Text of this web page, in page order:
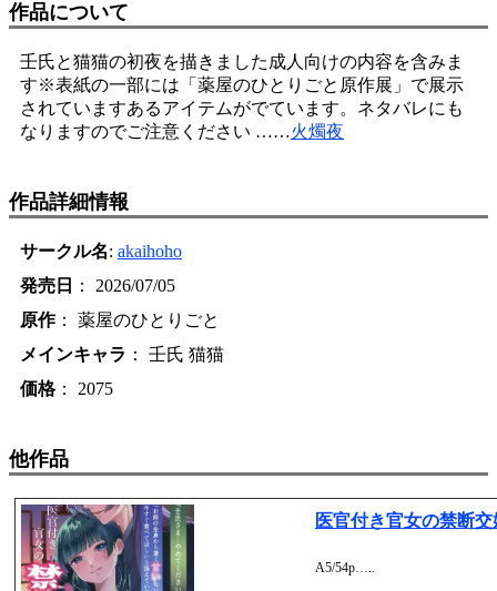
作品について
壬氏と猫猫の初夜を描きました成人向けの内容を含みま
す※表紙の一部には「薬屋のひとりごと原作展」で展示
されていますあるアイテムがでています。ネタバレにも
なりますのでご注意ください ……火燭夜
作品詳細情報
サークル名: akaihoho
発売日
： 2026/07/05
原作： 薬屋のひとりごと
メインキャラ ： 壬氏 猫猫
価格： 2075
他作品
医官付き官女の禁断交
A5/54p…..